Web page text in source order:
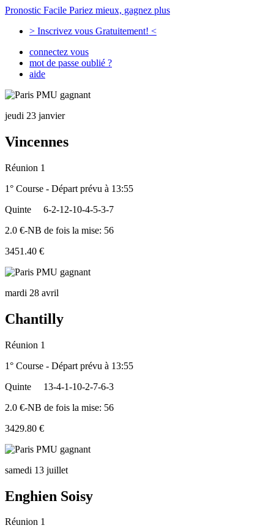
Pronostic Facile Pariez mieux, gagnez plus
> Inscrivez vous Gratuitement! <
connectez vous
mot de passe oublié ?
aide
jeudi 23 janvier
Vincennes
Réunion 1
1° Course - Départ prévu à 13:55
Quinte
6-2-12-10-4-5-3-7
2.0 €-NB de fois la mise: 56
3451.40 €
mardi 28 avril
Chantilly
Réunion 1
1° Course - Départ prévu à 13:55
Quinte
13-4-1-10-2-7-6-3
2.0 €-NB de fois la mise: 56
3429.80 €
samedi 13 juillet
Enghien Soisy
Réunion 1